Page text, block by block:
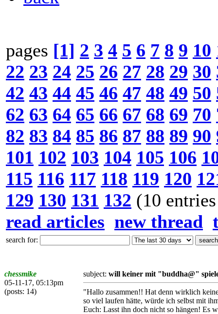
pages [1] 2 3 4 5 6 7 8 9 10
22 23 24 25 26 27 28 29 30
42 43 44 45 46 47 48 49 50
62 63 64 65 66 67 68 69 70
82 83 84 85 86 87 88 89 90
101 102 103 104 105 106
115 116 117 118 119 120
129 130 131 132 (10
read articles new thread
search for:
chessmike
05-11-17, 05:13pm
(posts: 14)
subject: will keiner mit "buddha@"
"Hallo zusammen!! Hat denn wirklich
so viel laufen hätte, würde ich selbst mit
Euch: Lasst ihn doch nicht so hängen! Es